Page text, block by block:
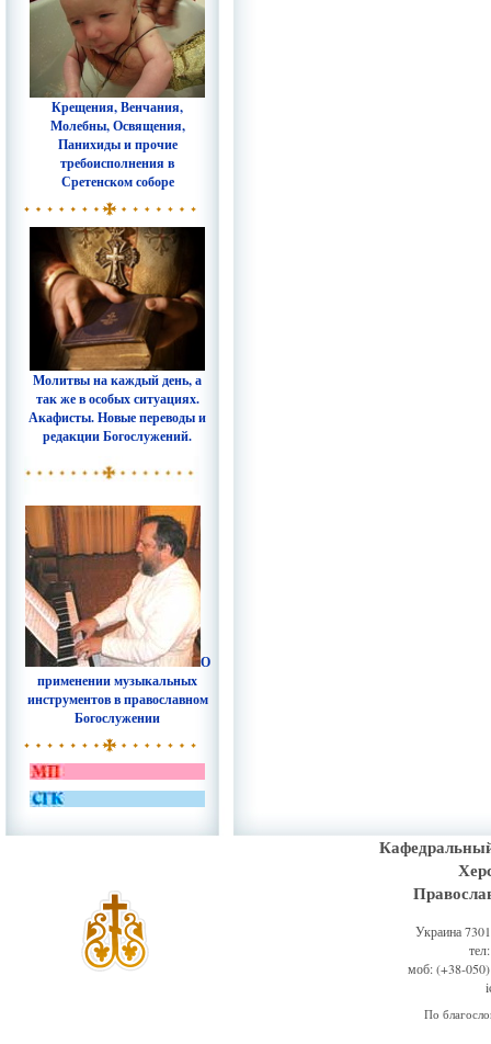
Крещения, Венчания,
Молебны, Освящения,
Панихиды и прочие
требоисполнения в
Сретенском соборе
Молитвы на каждый день, а
так же в особых ситуациях.
Акафисты. Новые переводы и
редакции Богослужений.
О
применении музыкальных
инструментов в православном
Богослужении
Украина
моб: (+38-
По